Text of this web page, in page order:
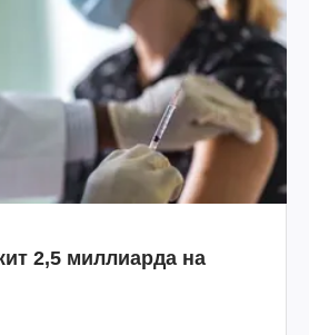
2,5 миллиарда на